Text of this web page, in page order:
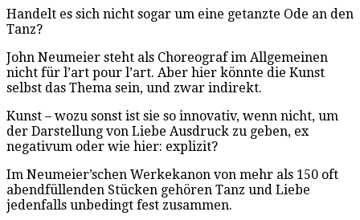
Handelt es sich nicht sogar um eine getanzte Ode an den
Tanz?
John Neumeier steht als Choreograf im Allgemeinen
nicht für l’art pour l’art. Aber hier könnte die Kunst
selbst das Thema sein, und zwar indirekt.
Kunst – wozu sonst ist sie so innovativ, wenn nicht, um
der Darstellung von Liebe Ausdruck zu geben, ex
negativum oder wie hier: explizit?
Im Neumeier’schen Werkekanon von mehr als 150 oft
abendfüllenden Stücken gehören Tanz und Liebe
jedenfalls unbedingt fest zusammen.